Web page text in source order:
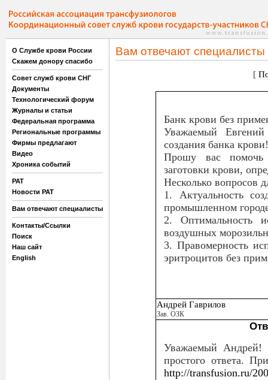
О Службе крови России
Скажем донору спасибо
Совет служб крови СНГ
Документы
Технологический форум
Журналы и статьи
Федеральная программа
Региональные программы
Фирмы предлагают
Видео
Хроника событий
РАТ
Новости РАТ
Вам отвечают специалисты
Контакты/Ссылки
Поиск
Наш сайт
English
Вам отвечают специалисты
[
Банк крови без
Уважаемый Евгений
создания банка
Прошу вас помочь
заготовки крови,
Несколько вопросов
1. Актуальность
промышленном
2. Оптимальность
воздушных
3. Правомерность
эритроцитов без
Андрей Гаврилов
Зав. ОЗК
Уважаемый
простого ответа.
http://transfusion.ru/